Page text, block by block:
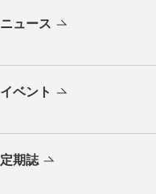
ニュース
イベント
定期誌